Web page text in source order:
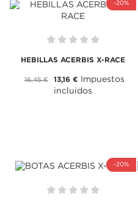
-20%
HEBILLAS ACERBIS X-RACE
16,45 € 13,16 € Impuestos
incluidos
-20%